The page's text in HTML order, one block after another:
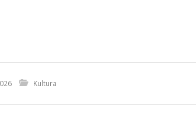
Kultura